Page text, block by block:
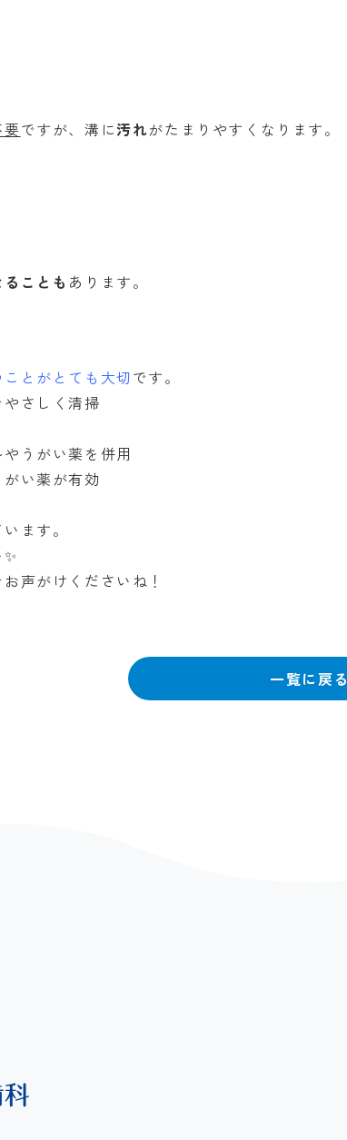
ですが、溝に汚れがたまりやすくなります。
ことも あります。
とがとても大切です。
さしく清掃
うがい薬を併用
い薬が有効
ます。
声がけくださいね！
一覧に戻る